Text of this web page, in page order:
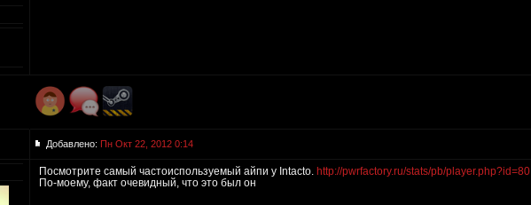
Добавлено: Пн Окт 22, 2012 0:14
Посмотрите самый частоиспользуемый айпи у Intacto. http://pwrfactory.ru/stats/pb/player.php?id=80
По-моему, факт очевидный, что это был он